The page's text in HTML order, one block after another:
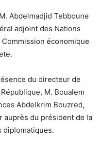
Abdelmadjid Tebboune
adjoint des Nations
économique
du directeur de
M. Boualem
Abdelkrim Bouzred,
auprès du président de la
diplomatiques.